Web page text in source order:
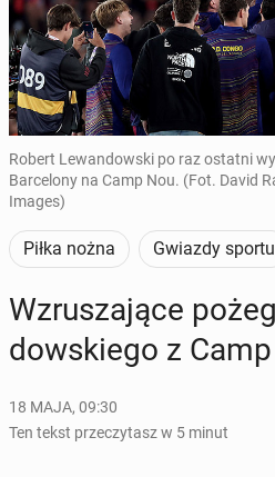
Robert Lewandowski po raz ostatni
Barcelony na Camp Nou. (Fot. David
Images)
Piłka nożna Gwiazdy sportu
Wzru­sza­ją­ce
dow­skie­go z
18 MAJA, 09:30
Ten tekst przeczytasz w 5 minut